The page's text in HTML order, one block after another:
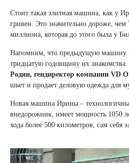
Стоит такая элитная машина, как у
гривен. Это значительно дороже,
миллиона, которая до этого была у
Напомним, что предыдущую машину
тридцатую годовщину их знакомства.
Родин, гендиректор компании VD
шьет и продает деловую одежда для
Новая машина Ирины –
внедорожник, имеет мощность 1050
хода более 500 километров, сам себя